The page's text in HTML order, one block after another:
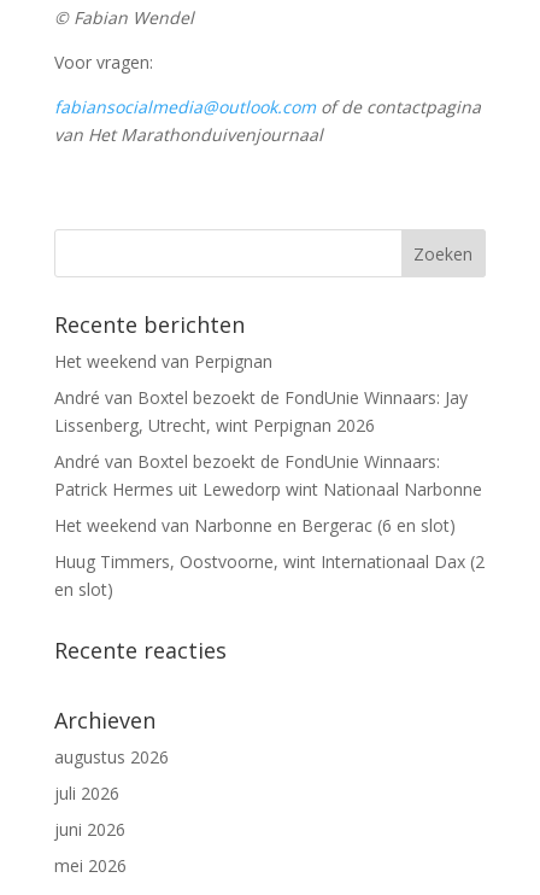
© Fabian Wendel
Voor vragen:
fabiansocialmedia@outlook.comof de contactpagina
van Het Marathonduivenjournaal
Recente berichten
Het weekend van Perpignan
André van Boxtel bezoekt de FondUnie Winnaars: Jay
Lissenberg, Utrecht, wint Perpignan 2026
André van Boxtel bezoekt de FondUnie Winnaars:
Patrick Hermes uit Lewedorp wint Nationaal Narbonne
Het weekend van Narbonne en Bergerac (6 en slot)
Huug Timmers, Oostvoorne, wint Internationaal Dax (2
en slot)
Recente reacties
Archieven
augustus 2026
juli 2026
juni 2026
mei 2026